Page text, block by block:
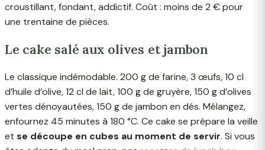
croustillant, fondant, addictif. Coût : moins de 2 € pour
une trentaine de pièces.
Le cake salé aux olives et jambon
Le classique indémodable. 200 g de farine, 3 œufs, 10 cl
d’huile d’olive, 12 cl de lait, 100 g de gruyère, 150 g d’olives
vertes dénoyautées, 150 g de jambon en dés. Mélangez,
enfournez 45 minutes à 180 °C. Ce cake se prépare la veille
et se découpe en cubes au moment de servir. Si vous